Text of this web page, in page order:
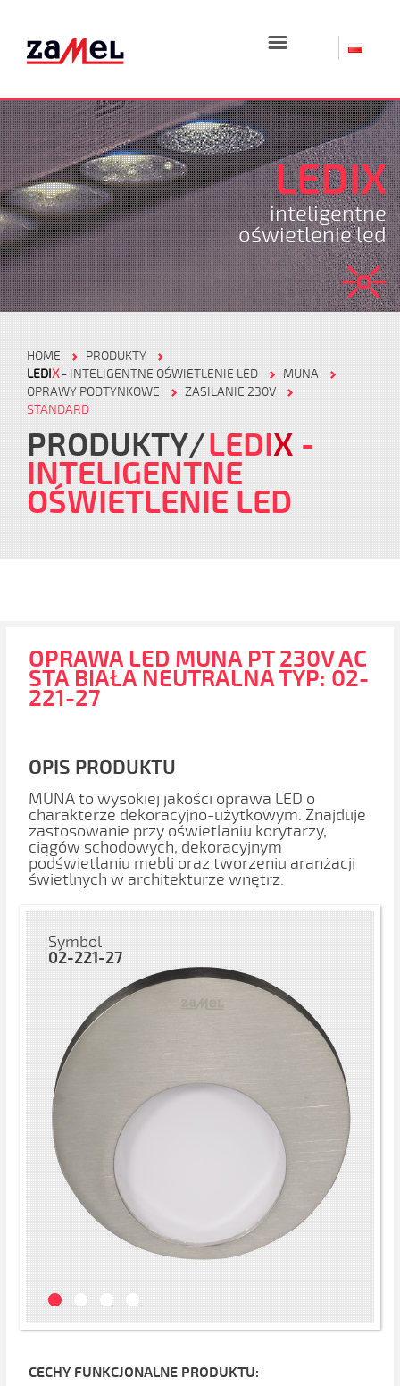
☰
LEDIX
inteligentne
oświetlenie led
HOME
PRODUKTY
LEDIX- INTELIGENTNE OŚWIETLENIE LED
MUNA
OPRAWY PODTYNKOWE
ZASILANIE 230V
STANDARD
PRODUKTY LEDIX -
INTELIGENTNE
OŚWIETLENIE LED
OPRAWA LED MUNA PT 230V AC
STA BIAŁA NEUTRALNA TYP: 02-
221-27
OPIS PRODUKTU
MUNA to wysokiej jakości oprawa LED o
charakterze dekoracyjno-użytkowym. Znajduje
zastosowanie przy oświetlaniu korytarzy,
ciągów schodowych, dekoracyjnym
podświetlaniu mebli oraz tworzeniu aranżacji
świetlnych w architekturze wnętrz.
Symbol
02-221-27
CECHY FUNKCJONALNE PRODUKTU: